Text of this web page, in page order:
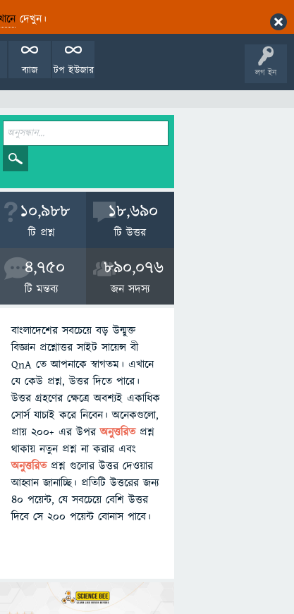
দেখুন।
লগ ইন
টপ ইউজার
ব্যাজ
10,988
টি প্রশ্ন
18,690
টি উত্তর
4,750
টি মন্তব্য
890,076
জন সদস্য
বাংলাদেশের সবচেয়ে বড় উন্মুক্ত
বিজ্ঞান প্রশ্নোত্তর সাইট সায়েন্স বী
QnA তে আপনাকে স্বাগতম। এখানে
যে কেউ প্রশ্ন, উত্তর দিতে পারে।
উত্তর গ্রহণের ক্ষেত্রে অবশ্যই একাধিক
সোর্স যাচাই করে নিবেন। অনেকগুলো,
প্রায় ২০০+ এর উপরঅনুত্তরিতপ্রশ্ন
থাকায় নতুন প্রশ্ন না করার এবং
অনুত্তরিত প্রশ্ন গুলোর উত্তর দেওয়ার
আহ্বান জানাচ্ছি। প্রতিটি উত্তরের জন্য
৪০ পয়েন্ট, যে সবচেয়ে বেশি উত্তর
দিবে সে ২০০ পয়েন্ট বোনাস পাবে।